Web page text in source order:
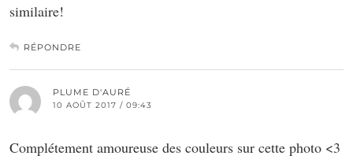
similaire!
RÉPONDRE
PLUME D'AURÉ
10 AOÛT 2017 / 09:43
Complétement amoureuse des couleurs sur cette photo <3